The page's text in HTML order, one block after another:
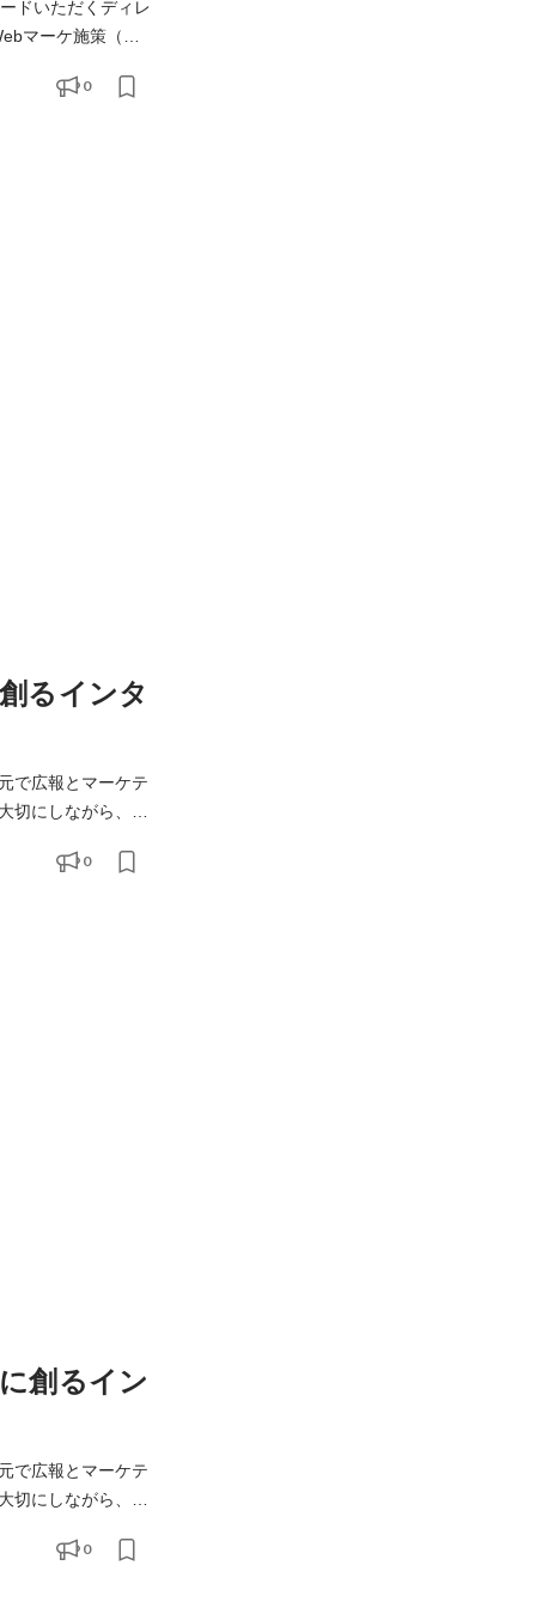
ドいただくディレ
等）の企画・実
0
るインタ
で広報とマーケテ
切にしながら、オ
があります。主な
0
創るイン
で広報とマーケテ
切にしながら、自
下ですが、その他
0